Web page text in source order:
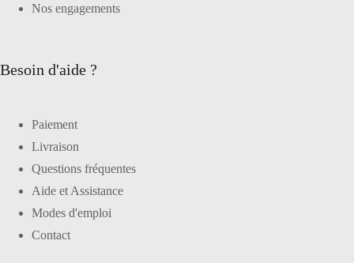
Nos engagements
Besoin d'aide ?
Paiement
Livraison
Questions fréquentes
Aide et Assistance
Modes d'emploi
Contact